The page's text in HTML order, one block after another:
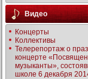
Видео
Концерты
Коллективы
Телерепортаж о
концерте
музыканты»,
школе 6 декабря